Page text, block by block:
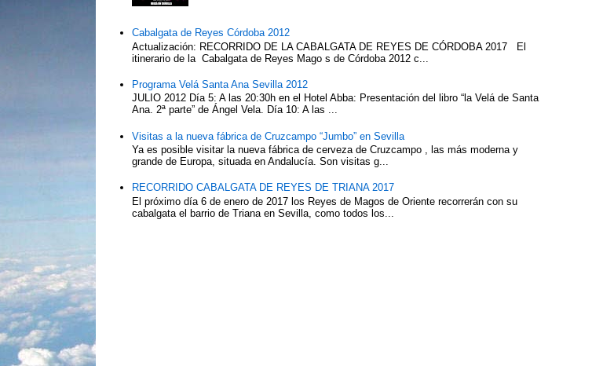
Cabalgata de Reyes Córdoba 2012
Actualización: RECORRIDO DE LA CABALGATA DE REYES DE CÓRDOBA 2017 El
itinerario de la Cabalgata de Reyes Mago s de Córdoba 2012 c...
Programa Velá Santa Ana Sevilla 2012
JULIO 2012 Día 5: A las 20:30h en el Hotel Abba: Presentación del libro “la Velá de Santa
Ana. 2ª parte” de Ángel Vela. Día 10: A las ...
Visitas a la nueva fábrica de Cruzcampo “Jumbo” en Sevilla
Ya es posible visitar la nueva fábrica de cerveza de Cruzcampo , las más moderna y
grande de Europa, situada en Andalucía. Son visitas g...
RECORRIDO CABALGATA DE REYES DE TRIANA 2017
El próximo día 6 de enero de 2017 los Reyes de Magos de Oriente recorrerán con su
cabalgata el barrio de Triana en Sevilla, como todos los...